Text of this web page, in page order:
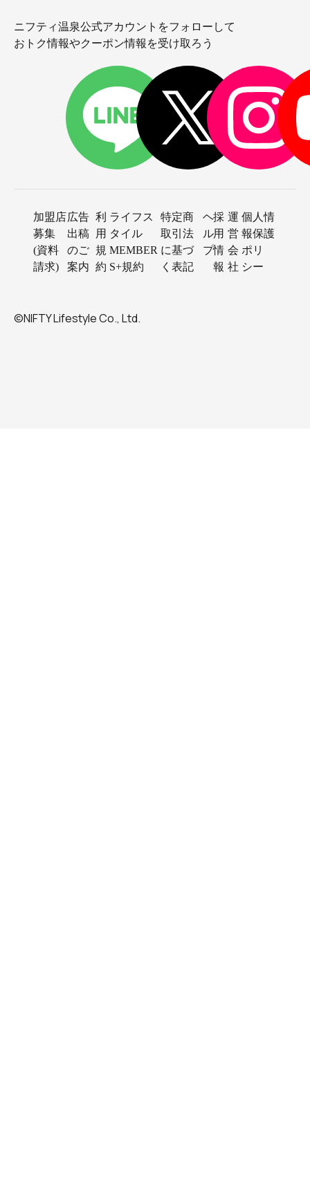
ニフティ温泉公式アカウントをフォローして
おトク情報やクーポン情報を受け取ろう
加盟店
募集
(資料
請求)
広告
出稿
のご
案内
利
用
規
約
ライフス
タイル
MEMBER
S+規約
特定商
取引法
に基づ
く表記
ヘ
ル
プ
採
用
情
報
運
営
会
社
個人情
報保護
ポリ
シー
©NIFTY Lifestyle Co., Ltd.